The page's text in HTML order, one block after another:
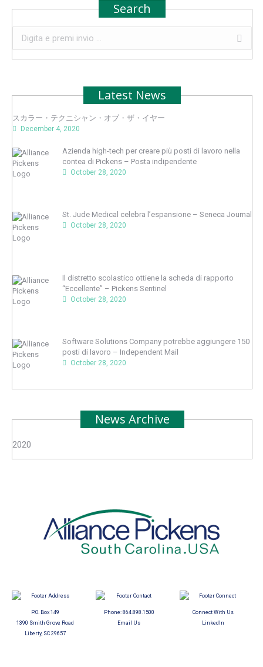
Search
Search:
Latest News
スカラー・テクニシャン・オブ・ザ・イヤー
December 4, 2020
Azienda high-tech per creare più posti di lavoro nella
contea di Pickens – Posta indipendente
October 28, 2020
St. Jude Medical celebra l’espansione – Seneca Journal
October 28, 2020
Il distretto scolastico ottiene la scheda di rapporto
“Eccellente” – Pickens Sentinel
October 28, 2020
Software Solutions Company potrebbe aggiungere 150
posti di lavoro – Independent Mail
October 28, 2020
News Archive
2020
P.O. Box 149
1390 Smith Grove Road
Liberty, SC 29657
Phone: 864.898.1500
Email Us
Connect With Us
LinkedIn